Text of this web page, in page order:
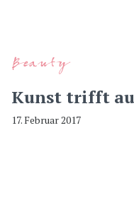
Beauty
Kunst trifft
17. Februar 2017